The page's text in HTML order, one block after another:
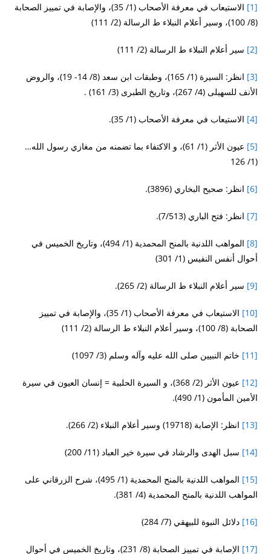
[1]
الاستيعاب في معرفة الأصحاب (1/ 35)، والإصابة في تمييز الصحابة
(8/ 100)، وسير أعلام النبلاء ط الرسالة (2/ 111)
[2] سير أعلام النبلاء ط الرسالة (2/ 111)
[3]
انظر: السيرة (1/ 165)، وطبقات ابن سعد (8/ 14- 19)، والروض
الأنف للسهيلى (4/ 267)، وتاريخ الطبرى (3/ 161) .
[4] الاستيعاب في معرفة الأصحاب (1/ 35).
[5]
عيون الأثر (1/ 61)، و الاكتفاء بما تضمنه من مغازي رسول الله…
(1/ 126
[6] انظر: صحيح البخاري (3896).
[7] انظر: فتح الباري (7/513).
[8]
المواهب اللدنية بالمنح المحمدية (1/ 494)، وتاريخ الخميس في
أحوال أنفس النفيس (1/ 301)
[9] سير أعلام النبلاء ط الرسالة (2/ 265).
[10]
الاستيعاب في معرفة الأصحاب (1/ 35)، والإصابة في تمييز
الصحابة (8/ 100)، وسير أعلام النبلاء ط الرسالة (2/ 111)
[11] خاتم النبيين صلى الله عليه وآله وسلم (3/ 1097)
[12]
عيون الأثر (2/ 368)، و السيرة الحلبية = إنسان العيون في سيرة
الأمين المأمون (1/ 490).
[13] انظر: الإصابة (19718) وسير أعلام النبلاء (2/ 266).
[14] سبل الهدى والرشاد في سيرة خير العباد (11/ 200)
[15]
المواهب اللدنية بالمنح المحمدية (1/ 495)، شرح الزرقاني على
المواهب اللدنية بالمنح المحمدية (4/ 381).
[16] دلائل النبوة للبيهقي (7/ 284)
[17] الإصابة في تمييز الصحابة (8/ 231)، وتاريخ الخميس في أحوال